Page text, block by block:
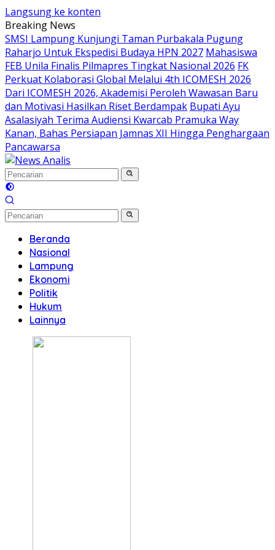
Langsung ke konten
Breaking News
SMSI Lampung Kunjungi Taman Purbakala Pugung
Raharjo Untuk Ekspedisi Budaya HPN 2027 Mahasiswa
FEB Unila Finalis Pilmapres Tingkat Nasional 2026 FK
Perkuat Kolaborasi Global Melalui 4th ICOMESH 2026
Dari ICOMESH 2026, Akademisi Peroleh Wawasan Baru
dan Motivasi Hasilkan Riset Berdampak Bupati Ayu
Asalasiyah Terima Audiensi Kwarcab Pramuka Way
Kanan, Bahas Persiapan Jamnas XII Hingga Penghargaan
Pancawarsa
Beranda
Nasional
Lampung
Ekonomi
Politik
Hukum
Lainnya